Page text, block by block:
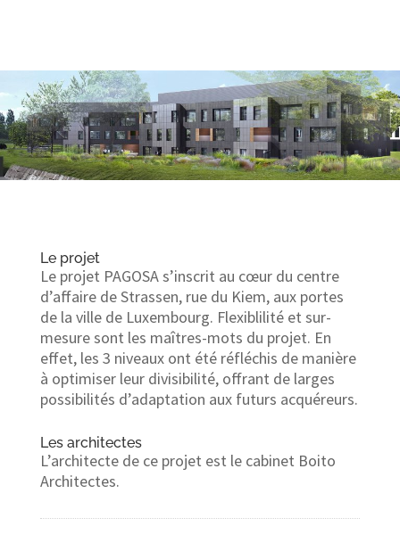
Le projet
Le projet PAGOSA s’inscrit au cœur du centre
d’affaire de Strassen, rue du Kiem, aux portes
de la ville de Luxembourg. Flexiblilité et sur-
mesure sont les maîtres-mots du projet. En
effet, les 3 niveaux ont été réfléchis de manière
à optimiser leur divisibilité, offrant de larges
possibilités d’adaptation aux futurs acquéreurs.
Les architectes
L’architecte de ce projet est le cabinet Boito
Architectes.